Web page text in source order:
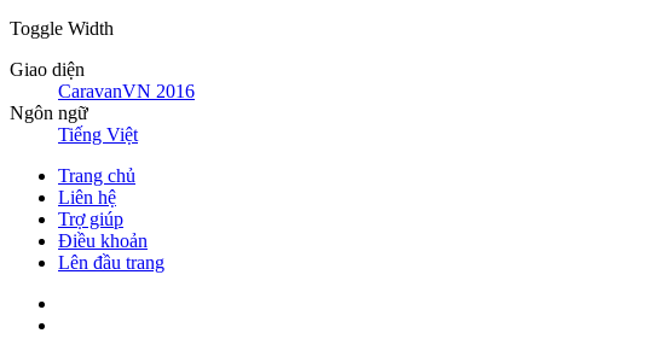
Toggle Width
Giao diện
CaravanVN 2016
Ngôn ngữ
Tiếng Việt
Trang chủ
Liên hệ
Trợ giúp
Điều khoản
Lên đầu trang